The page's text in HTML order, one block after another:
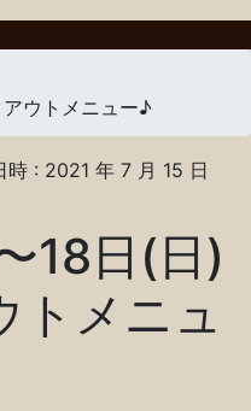
ウトメニュー♪
時 : 2021 年 7 月 15 日
18日(日)
トメニュ